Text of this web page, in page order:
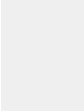
ANTIK
NOT